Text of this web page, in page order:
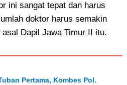
ini sangat tepat dan harus
doktor harus semakin
Dapil Jawa Timur II itu.
Pertama, Kombes Pol.